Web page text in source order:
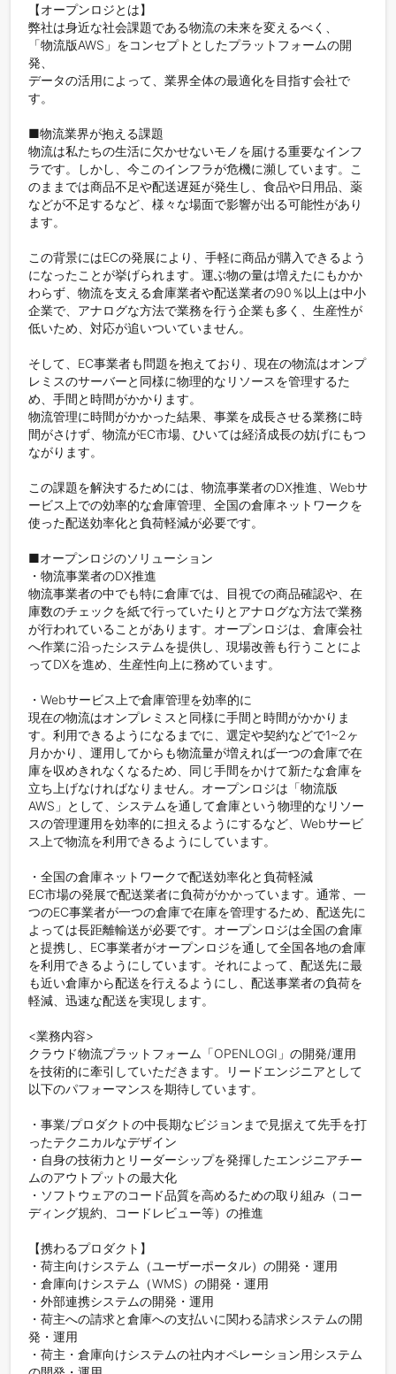
【オープンロジとは】
弊社は身近な社会課題である物流の未来を変えるべく、
「物流版AWS」をコンセプトとしたプラットフォームの開
発、
データの活用によって、業界全体の最適化を目指す会社で
す。
■物流業界が抱える課題
物流は私たちの生活に欠かせないモノを届ける重要なインフ
ラです。しかし、今このインフラが危機に瀕しています。こ
のままでは商品不足や配送遅延が発生し、食品や日用品、薬
などが不足するなど、様々な場面で影響が出る可能性があり
ます。
この背景にはECの発展により、手軽に商品が購入できるよう
になったことが挙げられます。運ぶ物の量は増えたにもかか
わらず、物流を支える倉庫業者や配送業者の90％以上は中小
企業で、アナログな方法で業務を行う企業も多く、生産性が
低いため、対応が追いついていません。
そして、EC事業者も問題を抱えており、現在の物流はオンプ
レミスのサーバーと同様に物理的なリソースを管理するた
め、手間と時間がかかります。
物流管理に時間がかかった結果、事業を成長させる業務に時
間がさけず、物流がEC市場、ひいては経済成長の妨げにもつ
ながります。
この課題を解決するためには、物流事業者のDX推進、Webサ
ービス上での効率的な倉庫管理、全国の倉庫ネットワークを
使った配送効率化と負荷軽減が必要です。
■オープンロジのソリューション
・物流事業者のDX推進
物流事業者の中でも特に倉庫では、目視での商品確認や、在
庫数のチェックを紙で行っていたりとアナログな方法で業務
が行われていることがあります。オープンロジは、倉庫会社
へ作業に沿ったシステムを提供し、現場改善も行うことによ
ってDXを進め、生産性向上に務めています。
・Webサービス上で倉庫管理を効率的に
現在の物流はオンプレミスと同様に手間と時間がかかりま
す。利用できるようになるまでに、選定や契約などで1~2ヶ
月かかり、運用してからも物流量が増えれば一つの倉庫で在
庫を収めきれなくなるため、同じ手間をかけて新たな倉庫を
立ち上げなければなりません。オープンロジは「物流版
AWS」として、システムを通して倉庫という物理的なリソー
スの管理運用を効率的に担えるようにするなど、Webサービ
ス上で物流を利用できるようにしています。
・全国の倉庫ネットワークで配送効率化と負荷軽減
EC市場の発展で配送業者に負荷がかかっています。通常、一
つのEC事業者が一つの倉庫で在庫を管理するため、配送先に
よっては長距離輸送が必要です。オープンロジは全国の倉庫
と提携し、EC事業者がオープンロジを通して全国各地の倉庫
を利用できるようにしています。それによって、配送先に最
も近い倉庫から配送を行えるようにし、配送事業者の負荷を
軽減、迅速な配送を実現します。
<業務内容>
クラウド物流プラットフォーム「OPENLOGI」の開発/運用
を技術的に牽引していただきます。リードエンジニアとして
以下のパフォーマンスを期待しています。
・事業/プロダクトの中長期なビジョンまで見据えて先手を打
ったテクニカルなデザイン
・自身の技術力とリーダーシップを発揮したエンジニアチー
ムのアウトプットの最大化
・ソフトウェアのコード品質を高めるための取り組み（コー
ディング規約、コードレビュー等）の推進
【携わるプロダクト】
・荷主向けシステム（ユーザーポータル）の開発・運用
・倉庫向けシステム（WMS）の開発・運用
・外部連携システムの開発・運用
・荷主への請求と倉庫への支払いに関わる請求システムの開
発・運用
・荷主・倉庫向けシステムの社内オペレーション用システム